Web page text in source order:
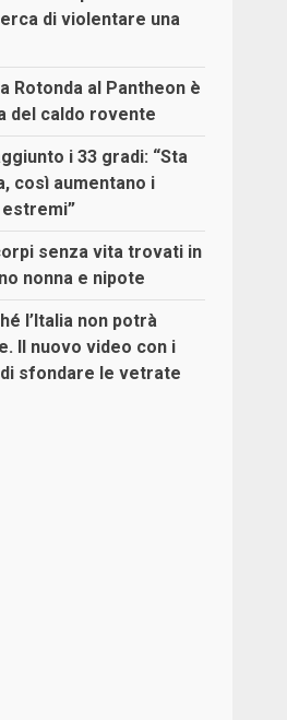
di violentare una
Rotonda al Pantheon è
del caldo rovente
i 33 gradi: “Sta
così aumentano i
senza vita trovati in
nonna e nipote
l’Italia non potrà
Il nuovo video con i
sfondare le vetrate